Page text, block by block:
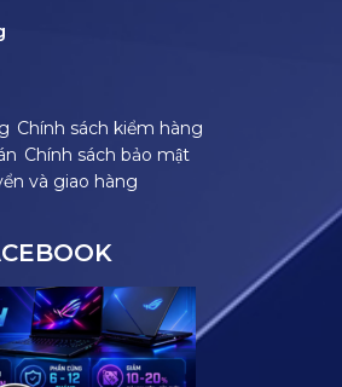
Chính sách kiểm hàng
Chính sách bảo mật
và giao hàng